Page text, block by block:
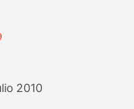
2010